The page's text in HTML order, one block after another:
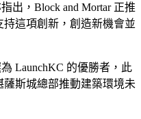
出，Block and Mortar 正推
這項創新，創造新機會並
LaunchKC 的優勝者，此
斯城總部推動建築環境未